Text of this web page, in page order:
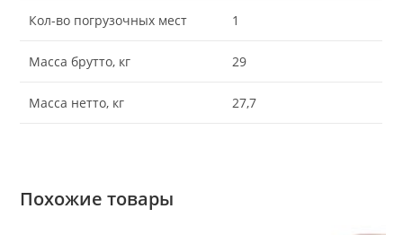
Кол-во погрузочных мест 1
Масса брутто, кг 29
Масса нетто, кг 27,7
Похожие товары